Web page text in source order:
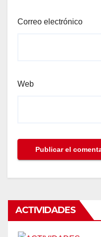
Correo electrónico
Web
ACTIVIDADES